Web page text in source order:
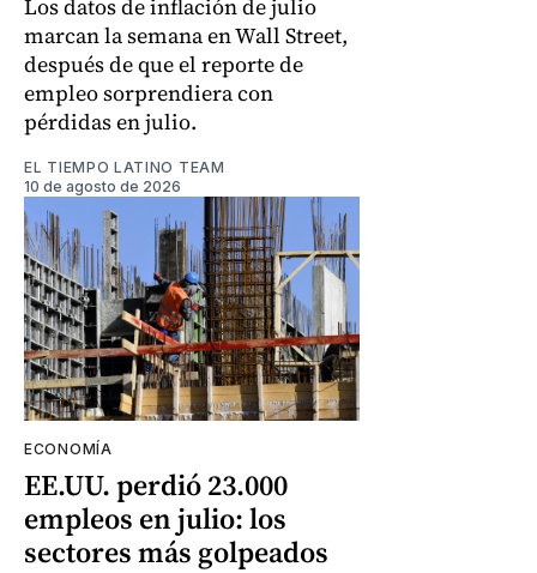
Los datos de inflación de julio
marcan la semana en Wall Street,
después de que el reporte de
empleo sorprendiera con
pérdidas en julio.
EL TIEMPO LATINO TEAM
10 de agosto de 2026
ECONOMÍA
EE.UU. perdió 23.000
empleos en julio: los
sectores más golpeados